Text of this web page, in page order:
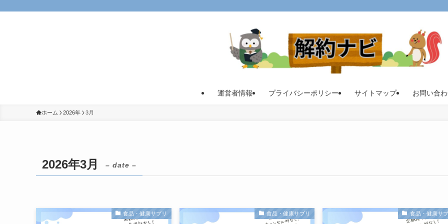
運営者情報 プライバシーポリシー サイトマップ お問い合
ホーム 2026年 3月
2026年3月 – date –
食品・健康サプリ 食品・健康サプリ 食品・健康サ